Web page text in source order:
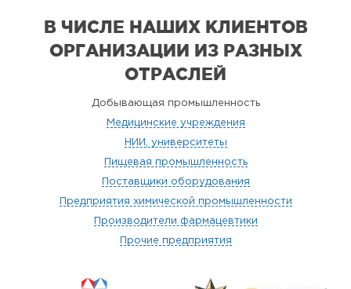
В ЧИСЛЕ НАШИХ КЛИЕНТОВ
ОРГАНИЗАЦИИ ИЗ РАЗНЫХ
ОТРАСЛЕЙ
Добывающая промышленность
Медицинские учреждения
НИИ, университеты
Пищевая промышленность
Поставщики оборудования
Предприятия химической промышленности
Производители фармацевтики
Прочие предприятия